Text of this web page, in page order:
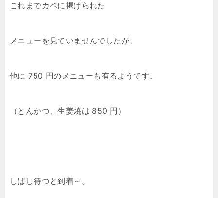
これまでカベに掲げられた
メニューを見ていませんでしたが、
他に 750 円のメニューも有るようです。
（とんかつ、生姜焼は 850 円）
しばし待つと到着～。